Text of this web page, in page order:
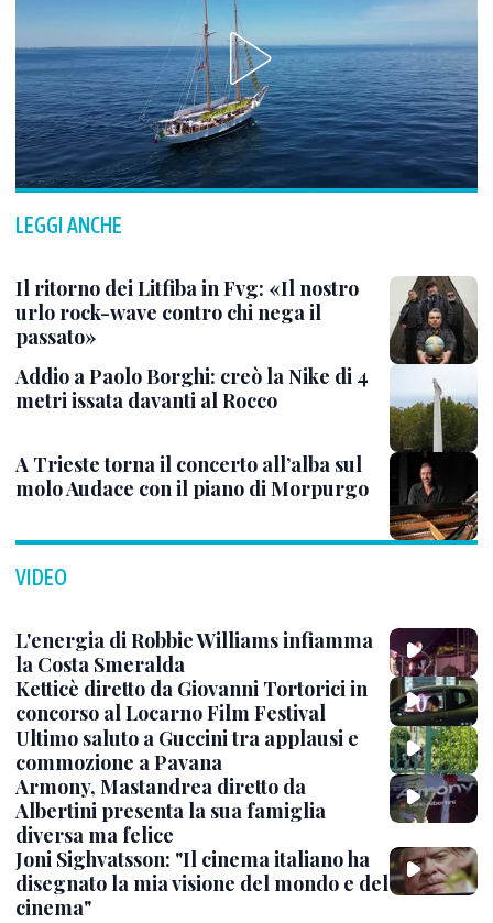
LEGGI ANCHE
Il ritorno dei Litfiba in Fvg: «Il nostro
urlo rock-wave contro chi nega il
passato»
Addio a Paolo Borghi: creò la Nike di 4
metri issata davanti al Rocco
A Trieste torna il concerto all’alba sul
molo Audace con il piano di Morpurgo
VIDEO
L'energia di Robbie Williams infiamma
la Costa Smeralda
Ketticè diretto da Giovanni Tortorici in
concorso al Locarno Film Festival
Ultimo saluto a Guccini tra applausi e
commozione a Pavana
Armony, Mastandrea diretto da
Albertini presenta la sua famiglia
diversa ma felice
Joni Sighvatsson: "Il cinema italiano ha
disegnato la mia visione del mondo e del
cinema"